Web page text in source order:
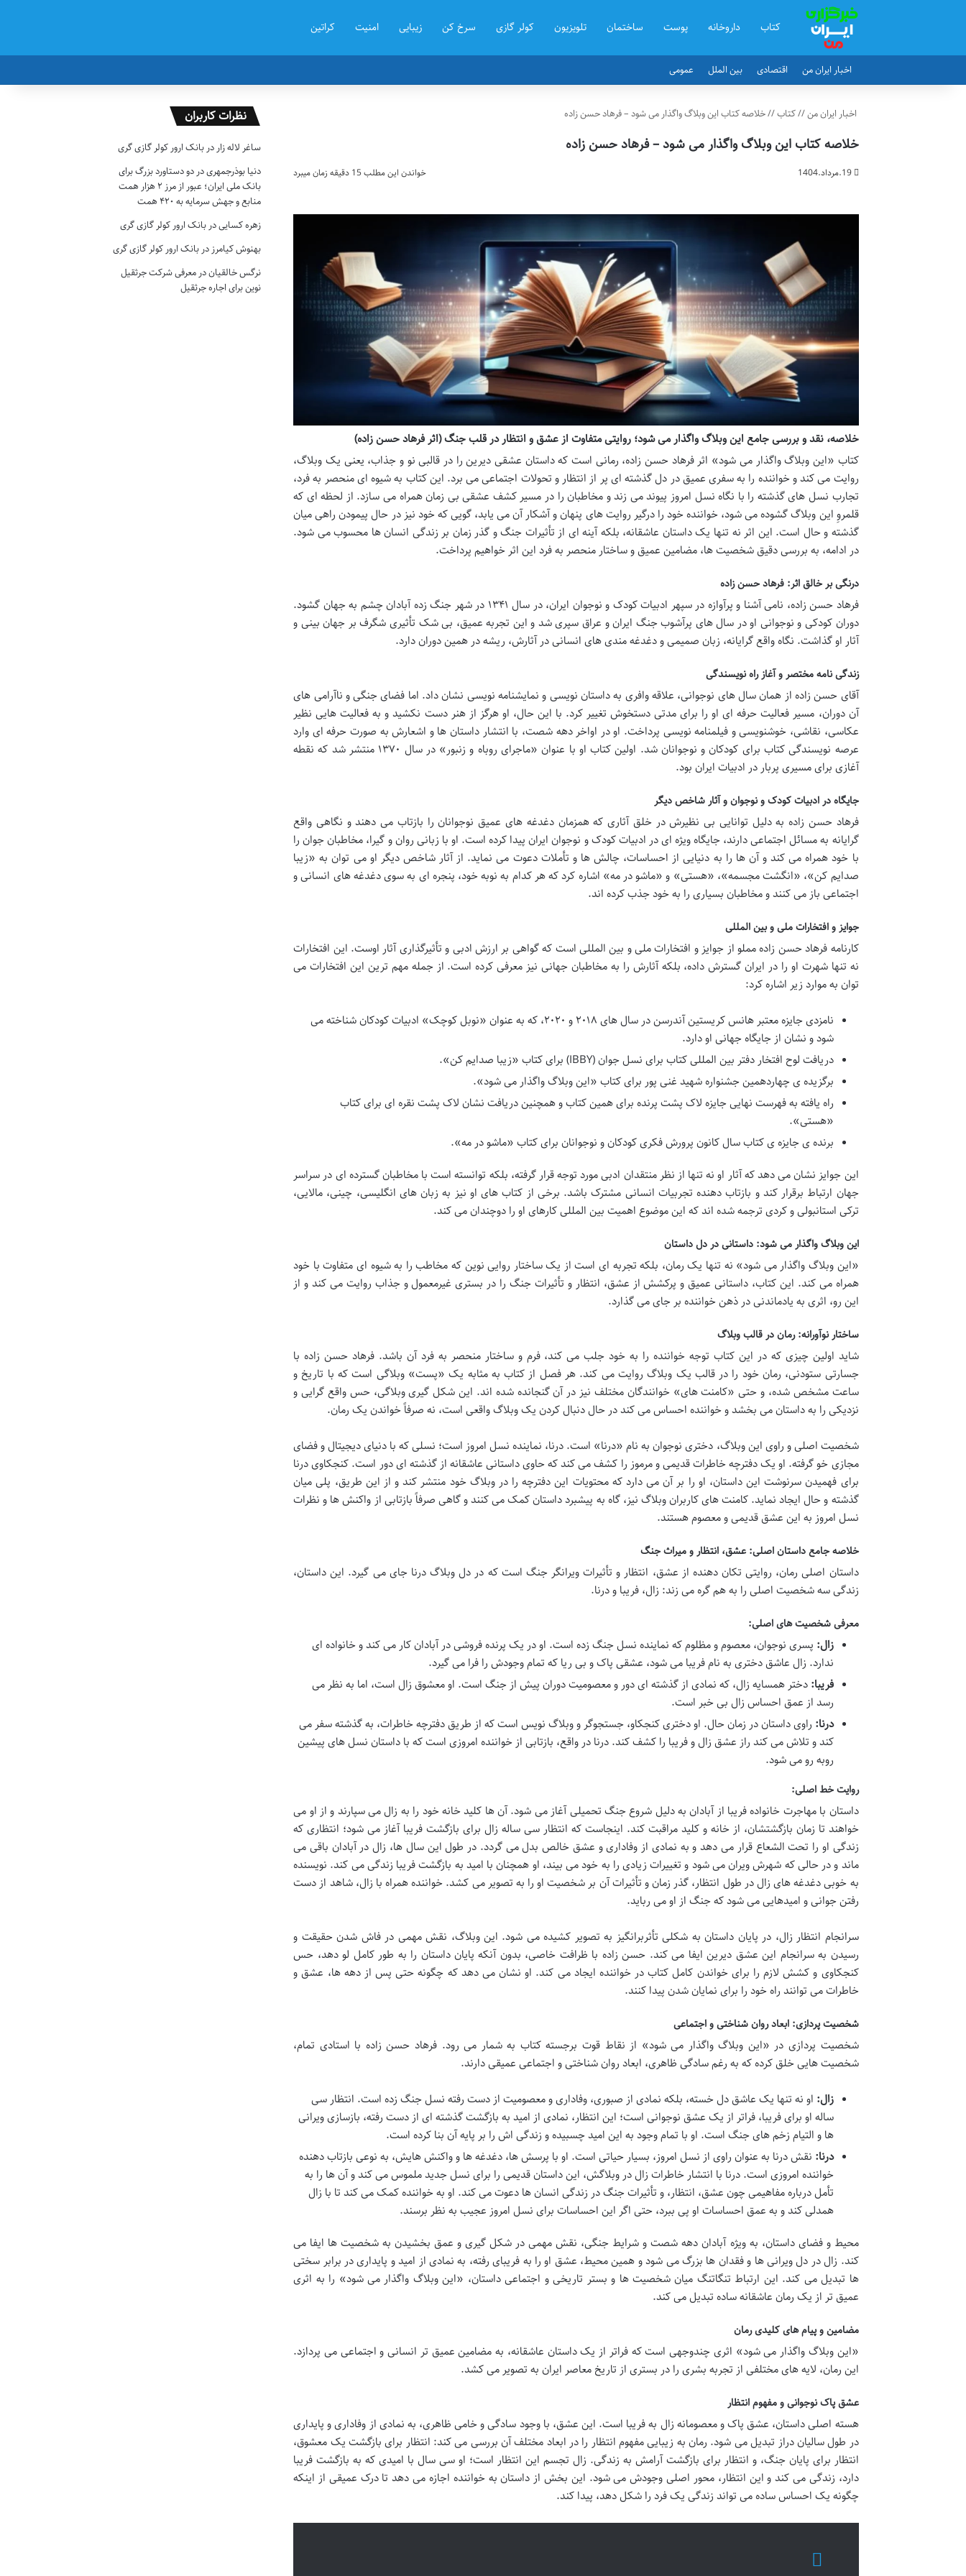
کتاب داروخانه پوست ساختمان تلویزیون کولر گازی سرخ کن زیبایی امنیت کراتین
اخبار ایران من اقتصادی بین الملل عمومی
اخبار ایران من//کتاب//خلاصه کتاب این وبلاگ واگذار می شود – فرهاد حسن زاده
خلاصه کتاب این وبلاگ واگذار می شود – فرهاد حسن زاده
19.مرداد.1404 خواندن این مطلب 15 دقیقه زمان میبرد
خلاصه، نقد و بررسی جامع این وبلاگ واگذار می شود؛ روایتی متفاوت از عشق و انتظار در قلب جنگ (اثر فرهاد حسن زاده)
کتاب «این وبلاگ واگذار می شود» اثر فرهاد حسن زاده، رمانی است که داستان عشقی دیرین را در قالبی نو و جذاب، یعنی یک وبلاگ،
روایت می کند و خواننده را به سفری عمیق در دل گذشته ای پر از انتظار و تحولات اجتماعی می برد. این کتاب به شیوه ای منحصر به فرد،
تجارب نسل های گذشته را با نگاه نسل امروز پیوند می زند و مخاطبان را در مسیر کشف عشقی بی زمان همراه می سازد. از لحظه ای که
قلمروِ این وبلاگ گشوده می شود، خواننده خود را درگیر روایت های پنهان و آشکار آن می یابد، گویی که خود نیز در حال پیمودن راهی میان
گذشته و حال است. این اثر نه تنها یک داستان عاشقانه، بلکه آینه ای از تأثیرات جنگ و گذر زمان بر زندگی انسان ها محسوب می شود.
در ادامه، به بررسی دقیق شخصیت ها، مضامین عمیق و ساختار منحصر به فرد این اثر خواهیم پرداخت.
درنگی بر خالق اثر: فرهاد حسن زاده
فرهاد حسن زاده، نامی آشنا و پرآوازه در سپهر ادبیات کودک و نوجوان ایران، در سال ۱۳۴۱ در شهر جنگ زده آبادان چشم به جهان گشود.
دوران کودکی و نوجوانی او در سال های پرآشوب جنگ ایران و عراق سپری شد و این تجربه عمیق، بی شک تأثیری شگرف بر جهان بینی و
آثار او گذاشت. نگاه واقع گرایانه، زبان صمیمی و دغدغه مندی های انسانی در آثارش، ریشه در همین دوران دارد.
زندگی نامه مختصر و آغاز راه نویسندگی
آقای حسن زاده از همان سال های نوجوانی، علاقه وافری به داستان نویسی و نمایشنامه نویسی نشان داد. اما فضای جنگی و ناآرامی های
آن دوران، مسیر فعالیت حرفه ای او را برای مدتی دستخوش تغییر کرد. با این حال، او هرگز از هنر دست نکشید و به فعالیت هایی نظیر
عکاسی، نقاشی، خوشنویسی و فیلمنامه نویسی پرداخت. او در اواخر دهه شصت، با انتشار داستان ها و اشعارش به صورت حرفه ای وارد
عرصه نویسندگی کتاب برای کودکان و نوجوانان شد. اولین کتاب او با عنوان «ماجرای روباه و زنبور» در سال ۱۳۷۰ منتشر شد که نقطه
آغازی برای مسیری پربار در ادبیات ایران بود.
جایگاه در ادبیات کودک و نوجوان و آثار شاخص دیگر
فرهاد حسن زاده به دلیل توانایی بی نظیرش در خلق آثاری که همزمان دغدغه های عمیق نوجوانان را بازتاب می دهند و نگاهی واقع
گرایانه به مسائل اجتماعی دارند، جایگاه ویژه ای در ادبیات کودک و نوجوان ایران پیدا کرده است. او با زبانی روان و گیرا، مخاطبان جوان را
با خود همراه می کند و آن ها را به دنیایی از احساسات، چالش ها و تأملات دعوت می نماید. از آثار شاخص دیگر او می توان به «زیبا
صدایم کن»، «انگشت مجسمه»، «هستی» و «ماشو در مه» اشاره کرد که هر کدام به نوبه خود، پنجره ای به سوی دغدغه های انسانی و
اجتماعی باز می کنند و مخاطبان بسیاری را به خود جذب کرده اند.
جوایز و افتخارات ملی و بین المللی
کارنامه فرهاد حسن زاده مملو از جوایز و افتخارات ملی و بین المللی است که گواهی بر ارزش ادبی و تأثیرگذاری آثار اوست. این افتخارات
نه تنها شهرت او را در ایران گسترش داده، بلکه آثارش را به مخاطبان جهانی نیز معرفی کرده است. از جمله مهم ترین این افتخارات می
توان به موارد زیر اشاره کرد:
نامزدی جایزه معتبر هانس کریستین آندرسن در سال های ۲۰۱۸ و ۲۰۲۰، که به عنوان «نوبل کوچک» ادبیات کودکان شناخته می
شود و نشان از جایگاه جهانی او دارد.
دریافت لوح افتخار دفتر بین المللی کتاب برای نسل جوان (IBBY) برای کتاب «زیبا صدایم کن».
برگزیده ی چهاردهمین جشنواره شهید غنی پور برای کتاب «این وبلاگ واگذار می شود».
راه یافته به فهرست نهایی جایزه لاک پشت پرنده برای همین کتاب و همچنین دریافت نشان لاک پشت نقره ای برای کتاب
«هستی».
برنده ی جایزه ی کتاب سال کانون پرورش فکری کودکان و نوجوانان برای کتاب «ماشو در مه».
این جوایز نشان می دهد که آثار او نه تنها از نظر منتقدان ادبی مورد توجه قرار گرفته، بلکه توانسته است با مخاطبان گسترده ای در سراسر
جهان ارتباط برقرار کند و بازتاب دهنده تجربیات انسانی مشترک باشد. برخی از کتاب های او نیز به زبان های انگلیسی، چینی، مالایی،
ترکی استانبولی و کردی ترجمه شده اند که این موضوع اهمیت بین المللی کارهای او را دوچندان می کند.
این وبلاگ واگذار می شود: داستانی در دل داستان
«این وبلاگ واگذار می شود» نه تنها یک رمان، بلکه تجربه ای است از یک ساختار روایی نوین که مخاطب را به شیوه ای متفاوت با خود
همراه می کند. این کتاب، داستانی عمیق و پرکشش از عشق، انتظار و تأثیرات جنگ را در بستری غیرمعمول و جذاب روایت می کند و از
این رو، اثری به یادماندنی در ذهن خواننده بر جای می گذارد.
ساختار نوآورانه: رمان در قالب وبلاگ
شاید اولین چیزی که در این کتاب توجه خواننده را به خود جلب می کند، فرم و ساختار منحصر به فرد آن باشد. فرهاد حسن زاده با
جسارتی ستودنی، رمان خود را در قالب یک وبلاگ روایت می کند. هر فصل از کتاب به مثابه یک «پست» وبلاگی است که با تاریخ و
ساعت مشخص شده، و حتی «کامنت های» خوانندگان مختلف نیز در آن گنجانده شده اند. این شکل گیری وبلاگی، حس واقع گرایی و
نزدیکی را به داستان می بخشد و خواننده احساس می کند در حال دنبال کردن یک وبلاگ واقعی است، نه صرفاً خواندن یک رمان.
شخصیت اصلی و راوی این وبلاگ، دختری نوجوان به نام «درنا» است. درنا، نماینده نسل امروز است؛ نسلی که با دنیای دیجیتال و فضای
مجازی خو گرفته. او یک دفترچه خاطرات قدیمی و مرموز را کشف می کند که حاوی داستانی عاشقانه از گذشته ای دور است. کنجکاوی درنا
برای فهمیدن سرنوشت این داستان، او را بر آن می دارد که محتویات این دفترچه را در وبلاگ خود منتشر کند و از این طریق، پلی میان
گذشته و حال ایجاد نماید. کامنت های کاربران وبلاگ نیز، گاه به پیشبرد داستان کمک می کنند و گاهی صرفاً بازتابی از واکنش ها و نظرات
نسل امروز به این عشق قدیمی و معصوم هستند.
خلاصه جامع داستان اصلی: عشق، انتظار و میراث جنگ
داستان اصلی رمان، روایتی تکان دهنده از عشق، انتظار و تأثیرات ویرانگر جنگ است که در دل وبلاگ درنا جای می گیرد. این داستان،
زندگی سه شخصیت اصلی را به هم گره می زند: زال، فریبا و درنا.
معرفی شخصیت های اصلی:
زال: پسری نوجوان، معصوم و مظلوم که نماینده نسل جنگ زده است. او در یک پرنده فروشی در آبادان کار می کند و خانواده ای
ندارد. زال عاشق دختری به نام فریبا می شود، عشقی پاک و بی ریا که تمام وجودش را فرا می گیرد.
فریبا: دختر همسایه زال، که نمادی از گذشته ای دور و معصومیت دوران پیش از جنگ است. او معشوق زال است، اما به نظر می
رسد از عمق احساس زال بی خبر است.
درنا: راوی داستان در زمان حال. او دختری کنجکاو، جستجوگر و وبلاگ نویس است که از طریق دفترچه خاطرات، به گذشته سفر می
کند و تلاش می کند راز عشق زال و فریبا را کشف کند. درنا در واقع، بازتابی از خواننده امروزی است که با داستان نسل های پیشین
روبه رو می شود.
روایت خط اصلی:
داستان با مهاجرت خانواده فریبا از آبادان به دلیل شروع جنگ تحمیلی آغاز می شود. آن ها کلید خانه خود را به زال می سپارند و از او می
خواهند تا زمان بازگشتشان، از خانه و کلید مراقبت کند. اینجاست که انتظار سی ساله زال برای بازگشت فریبا آغاز می شود؛ انتظاری که
زندگی او را تحت الشعاع قرار می دهد و به نمادی از وفاداری و عشق خالص بدل می گردد. در طول این سال ها، زال در آبادان باقی می
ماند و در حالی که شهرش ویران می شود و تغییرات زیادی را به خود می بیند، او همچنان با امید به بازگشت فریبا زندگی می کند. نویسنده
به خوبی دغدغه های زال در طول انتظار، گذر زمان و تأثیرات آن بر شخصیت او را به تصویر می کشد. خواننده همراه با زال، شاهد از دست
رفتن جوانی و امیدهایی می شود که جنگ از او می رباید.
سرانجام انتظار زال، در پایان داستان به شکلی تأثربرانگیز به تصویر کشیده می شود. این وبلاگ، نقش مهمی در فاش شدن حقیقت و
رسیدن به سرانجام این عشق دیرین ایفا می کند. حسن زاده با ظرافت خاصی، بدون آنکه پایان داستان را به طور کامل لو دهد، حس
کنجکاوی و کشش لازم را برای خواندن کامل کتاب در خواننده ایجاد می کند. او نشان می دهد که چگونه حتی پس از دهه ها، عشق و
خاطرات می توانند راه خود را برای نمایان شدن پیدا کنند.
شخصیت پردازی: ابعاد روان شناختی و اجتماعی
شخصیت پردازی در «این وبلاگ واگذار می شود» از نقاط قوت برجسته کتاب به شمار می رود. فرهاد حسن زاده با استادی تمام،
شخصیت هایی خلق کرده که به رغم سادگی ظاهری، ابعاد روان شناختی و اجتماعی عمیقی دارند.
زال: او نه تنها یک عاشق دل خسته، بلکه نمادی از صبوری، وفاداری و معصومیت از دست رفته نسل جنگ زده است. انتظار سی
ساله او برای فریبا، فراتر از یک عشق نوجوانی است؛ این انتظار، نمادی از امید به بازگشت گذشته ای از دست رفته، بازسازی ویرانی
ها و التیام زخم های جنگ است. او با تمام وجود به این امید چسبیده و زندگی اش را بر پایه آن بنا کرده است.
درنا: نقش درنا به عنوان راوی از نسل امروز، بسیار حیاتی است. او با پرسش ها، دغدغه ها و واکنش هایش، به نوعی بازتاب دهنده
خواننده امروزی است. درنا با انتشار خاطرات زال در وبلاگش، این داستان قدیمی را برای نسل جدید ملموس می کند و آن ها را به
تأمل درباره مفاهیمی چون عشق، انتظار، و تأثیرات جنگ در زندگی انسان ها دعوت می کند. او به خواننده کمک می کند تا با زال
همدلی کند و به عمق احساسات او پی ببرد، حتی اگر این احساسات برای نسل امروز عجیب به نظر برسند.
محیط و فضای داستان، به ویژه آبادان دهه شصت و شرایط جنگی، نقش مهمی در شکل گیری و عمق بخشیدن به شخصیت ها ایفا می
کند. زال در دل ویرانی ها و فقدان ها بزرگ می شود و همین محیط، عشق او را به فریبای رفته، به نمادی از امید و پایداری در برابر سختی
ها تبدیل می کند. این ارتباط تنگاتنگ میان شخصیت ها و بستر تاریخی و اجتماعی داستان، «این وبلاگ واگذار می شود» را به اثری
عمیق تر از یک رمان عاشقانه ساده تبدیل می کند.
مضامین و پیام های کلیدی رمان
«این وبلاگ واگذار می شود» اثری چندوجهی است که فراتر از یک داستان عاشقانه، به مضامین عمیق تر انسانی و اجتماعی می پردازد.
این رمان، لایه های مختلفی از تجربه بشری را در بستری از تاریخ معاصر ایران به تصویر می کشد.
عشق پاک نوجوانی و مفهوم انتظار
هسته اصلی داستان، عشق پاک و معصومانه زال به فریبا است. این عشق، با وجود سادگی و خامی ظاهری، به نمادی از وفاداری و پایداری
در طول سالیان دراز تبدیل می شود. رمان به زیبایی مفهوم انتظار را در ابعاد مختلف آن بررسی می کند: انتظار برای بازگشت یک معشوق،
انتظار برای پایان جنگ، و انتظار برای بازگشت آرامش به زندگی. زال تجسم این انتظار است؛ او سی سال با امیدی که به بازگشت فریبا
دارد، زندگی می کند و این انتظار، محور اصلی وجودش می شود. این بخش از داستان به خواننده اجازه می دهد تا درک عمیقی از اینکه
چگونه یک احساس ساده می تواند زندگی یک فرد را شکل دهد، پیدا کند.
نظرات کاربران
ساغر لاله زار در بانک ارور کولر گازی گری
دنیا بوذرجمهریدر دو دستاورد بزرگ برای
بانک ملی ایران؛ عبور از مرز ۲ هزار همت
منابع و جهش سرمایه به ۴۲۰ همت
زهره کساییدر بانک ارور کولر گازی گری
بهنوش کیامرز در بانک ارور کولر گازی گری
نرگس خالقیاندر معرفی شرکت جرثقیل
نوین برای اجاره جرثقیل